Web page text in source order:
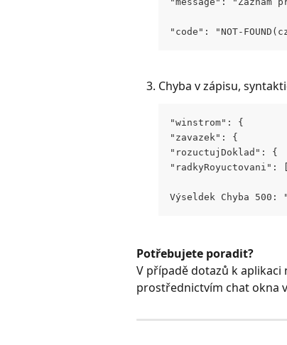
"code": "NOT-
Chyba v zápisu,
"winstrom": {
"zavazek": {
"rozuctujDoklad": {
"radkyRoyuctovani": [
Výseldek Chyba
Potřebujete poradit?
V případě dotazů k
prostřednictvím chat okna